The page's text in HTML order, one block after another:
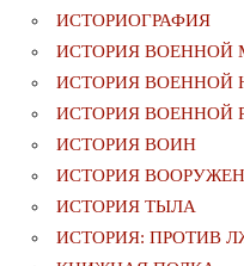
ИСТОРИОГРАФИЯ
ИСТОРИЯ ВОЕННОЙ
ИСТОРИЯ ВОЕННОЙ
ИСТОРИЯ ВОЕННОЙ
ИСТОРИЯ ВОИН
ИСТОРИЯ
ИСТОРИЯ ТЫЛА
ИСТОРИЯ: ПРОТИВ